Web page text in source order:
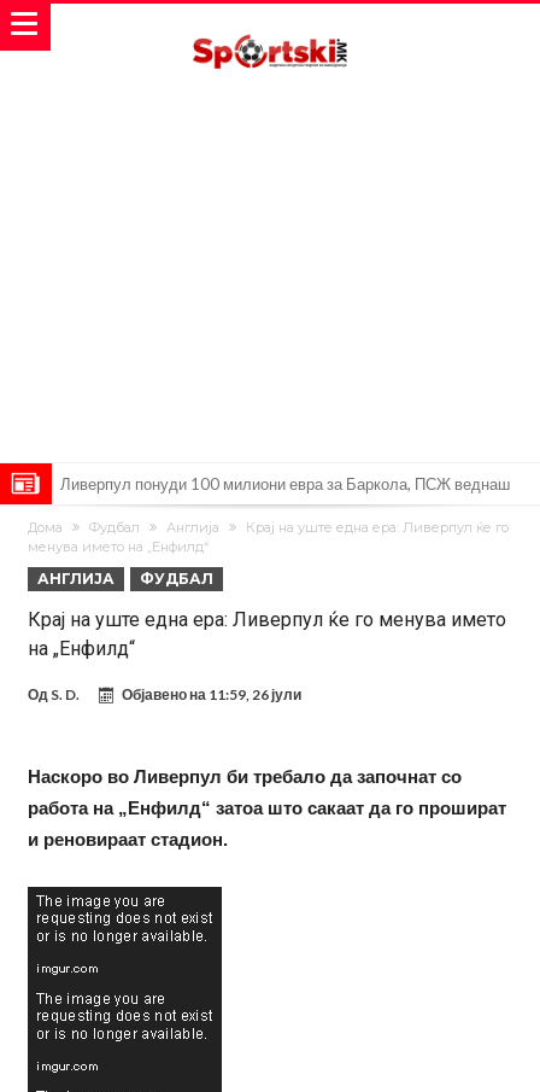
Ливерпул понуди 100 милиони евра за Баркола, ПСЖ веднаш
побара уште 50 милиони
Јувентус се насочил кон напаѓач на Манчестер Јунајтед
Модриќ откри што го натерало да остане во Милан
Стотици навивачи го пречекаа Салах во Истанбул
Арсенал и Њукасл веќе се договорија, Гимарејш заминува
АРСЕНАЛ ГО ЛАДИ ШАМПАЊОТ: Винисиус на праг на Лондон!
Решено е: Реал Мадрид го испраќа својот млад талент во Серија
“А”
Лукаку бара нов клуб
Тотенхем започна преговори со Гакпо
Дома Фудбал Англија
Крај на уште една ера: Ливерпул ќе го
менува името на „Енфилд“
АНГЛИЈА ФУДБАЛ
Крај на уште една ера: Ливерпул ќе го менува името
на „Енфилд“
Од S. D. Објавено на 11:59, 26 јули
Наскоро во Ливерпул би требало да започнат со
работа на „Енфилд“ затоа што сакаат да го прошират
и реновираат стадион.